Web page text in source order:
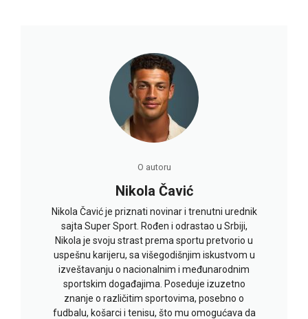
O autoru
Nikola Čavić
Nikola Čavić je priznati novinar i trenutni urednik
sajta Super Sport. Rođen i odrastao u Srbiji,
Nikola je svoju strast prema sportu pretvorio u
uspešnu karijeru, sa višegodišnjim iskustvom u
izveštavanju o nacionalnim i međunarodnim
sportskim događajima. Poseduje izuzetno
znanje o različitim sportovima, posebno o
fudbalu, košarci i tenisu, što mu omogućava da